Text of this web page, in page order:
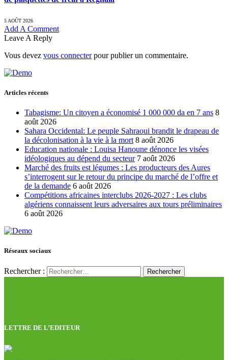
5 AOÛT 2026
Add A Comment
Leave A Reply
Vous devez vous connecterpour publier un commentaire.
Articles récents
Tabagisme: Un citoyen a économisé 1 000 000 da en 7 ans 8
août 2026
Sahara Occidental: Le peuple Sahraoui brandit le drapeau de
la décolonisation à la vie à la mort 8 août 2026
Education nationale : Louisa Hanoune dénonce les visées
idéologiques au dépend du secteur 7 août 2026
Marché des fruits est légumes : Les producteurs des Aures
s’interrogent sur le retour du principe du marché de l’offre et
de la demande 6 août 2026
Compétitions africaines interclubs 2026-2027 : Les clubs
algériens connaissent leurs adversaires aux tours préliminaires
6 août 2026
Réseaux sociaux
Rechercher :
LETTRE DE L’EDITEUR